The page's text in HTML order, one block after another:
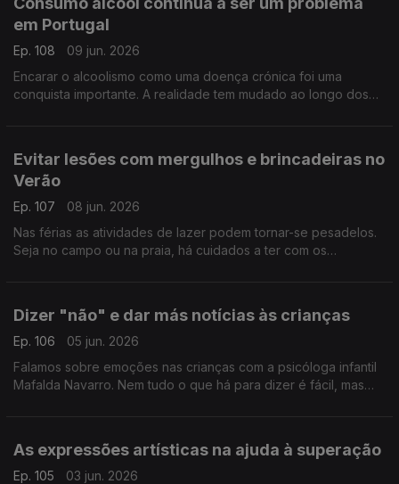
em Portugal
Ep. 108
09 jun. 2026
Encarar o alcoolismo como uma doença crónica foi uma
conquista importante. A realidade tem mudado ao longo dos
Evitar lesões com mergulhos e brincadeiras no
Verão
Ep. 107
08 jun. 2026
Nas férias as atividades de lazer podem tornar-se pesadelos.
Seja no campo ou na praia, há cuidados a ter com os
Dizer "não" e dar más notícias às crianças
Ep. 106
05 jun. 2026
Falamos sobre emoções nas crianças com a psicóloga infantil
Mafalda Navarro. Nem tudo o que há para dizer é fácil, mas
As expressões artísticas na ajuda à superação
Ep. 105
03 jun. 2026